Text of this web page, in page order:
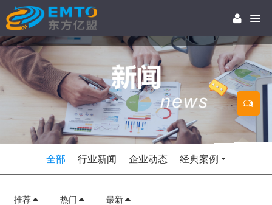
全部 行业新闻 企业动态 经典案例
推荐 热门 最新